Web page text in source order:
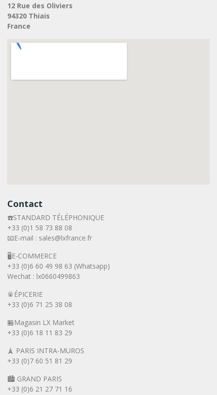
12 Rue des Oliviers
94320 Thiais
France
Contact
☎️STANDARD TÉLÉPHONIQUE
+33 (0)1 58 73 88 08
📧E-mail : sales@lxfrance.fr
🖥️E-COMMERCE
+33 (0)6 60 49 98 63 (Whatsapp)
Wechat : lx0660499863
🥫ÉPICERIE
+33 (0)6 71 25 38 08
🏪Magasin LX Market
+33 (0)6 18 11 83 29
🗼 PARIS INTRA-MUROS
+33 (0)7 60 51 81 29
🏙️ GRAND PARIS
+33 (0)6 21 27 71 16